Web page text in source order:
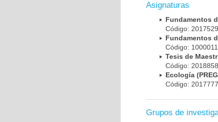
Asignaturas
Fundamentos
Código:
Fundamentos
Código:
Tesis de
Código:
Ecología
Código:
Grupos de